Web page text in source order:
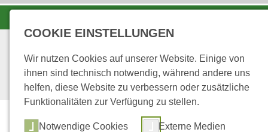
COOKIE EINSTELLUNGEN
Wir nutzen Cookies auf unserer Website. Einige von
ihnen sind technisch notwendig, während andere uns
helfen, diese Website zu verbessern oder zusätzliche
Funktionalitäten zur Verfügung zu stellen.
Notwendige Cookies Externe Medien